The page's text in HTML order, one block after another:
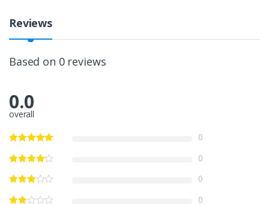
Reviews
Based on 0 reviews
0.0
overall
0
0
0
0